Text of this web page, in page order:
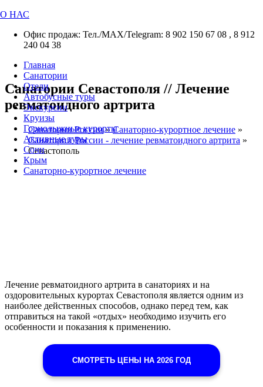
О НАС
Офис продаж: Тел./МАХ/Telegram: 8 902 150 67 08 , 8 912
240 04 38
Главная
Санатории
Отели
Автобусные туры
Экскурсии
Круизы
Горнолыжные курорты
Активные туры
Сочи
Крым
Санаторно-курортное лечение
Санатории Севастополя // Лечение
ревматоидного артрита
Санатории России»Санаторно-курортное лечение »
Санатории России - лечение ревматоидного артрита »
Севастополь
Лечение ревматоидного артрита в санаториях и на
оздоровительных курортах Севастополя является одним из
наиболее действенных способов, однако перед тем, как
отправиться на такой «отдых» необходимо изучить его
особенности и показания к применению.
СМОТРЕТЬ ЦЕНЫ НА 2026 ГОД